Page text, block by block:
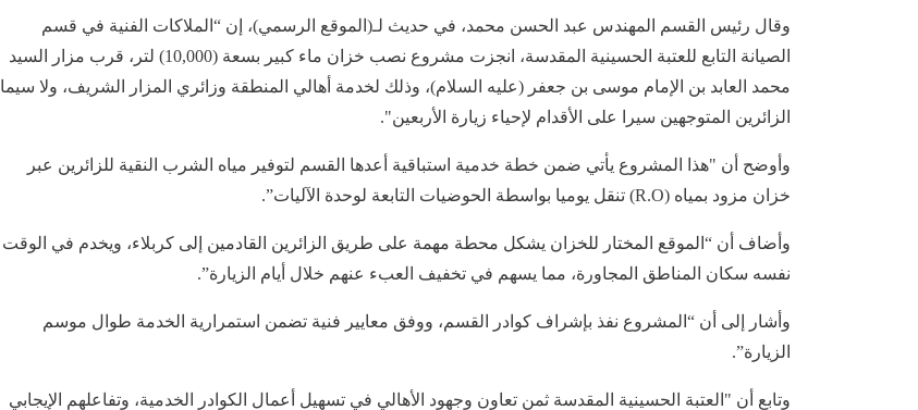
وقال رئيس القسم المهندس عبد الحسن محمد، في حديث لـ(الموقع الرسمي)، إن “الملاكات الفنية في قسم
الصيانة التابع للعتبة الحسينية المقدسة، انجزت مشروع نصب خزان ماء كبير بسعة (10,000) لتر، قرب مزار السيد
محمد العابد بن الإمام موسى بن جعفر (عليه السلام)، وذلك لخدمة أهالي المنطقة وزائري المزار الشريف، ولا سيما
الزائرين المتوجهين سيرا على الأقدام لإحياء زيارة الأربعين".
وأوضح أن "هذا المشروع يأتي ضمن خطة خدمية استباقية أعدها القسم لتوفير مياه الشرب النقية للزائرين عبر
خزان مزود بمياه (R.O) تنقل يوميا بواسطة الحوضيات التابعة لوحدة الآليات”.
وأضاف أن “الموقع المختار للخزان يشكل محطة مهمة على طريق الزائرين القادمين إلى كربلاء، ويخدم في الوقت
نفسه سكان المناطق المجاورة، مما يسهم في تخفيف العبء عنهم خلال أيام الزيارة”.
وأشار إلى أن “المشروع نفذ بإشراف كوادر القسم، ووفق معايير فنية تضمن استمرارية الخدمة طوال موسم
الزيارة”.
وتابع أن "العتبة الحسينية المقدسة ثمن تعاون وجهود الأهالي في تسهيل أعمال الكوادر الخدمية، وتفاعلهم الإيجابي